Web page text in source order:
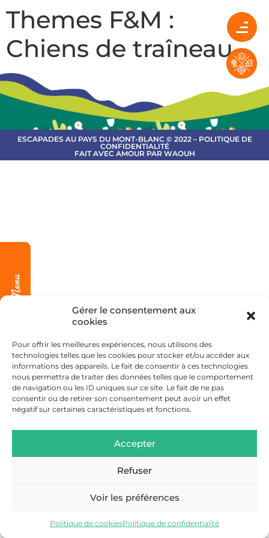
Gérer le consentement aux
cookies
Pour offrir les meilleures expériences, nous utilisons des
technologies telles que les cookies pour stocker et/ou accéder aux
informations des appareils. Le fait de consentir à ces technologies
nous permettra de traiter des données telles que le comportement
de navigation ou les ID uniques sur ce site. Le fait de ne pas
consentir ou de retirer son consentement peut avoir un effet
négatif sur certaines caractéristiques et fonctions.
Accepter
Refuser
Voir les préférences
Politique de cookiesPolitique de confidentialité
Themes F&M :
Chiens de traîneau
ESCAPADES AU PAYS DU MONT-BLANC © 2022 – POLITIQUE DE
CONFIDENTIALITÉ
FAIT AVEC AMOUR PAR WAOUH